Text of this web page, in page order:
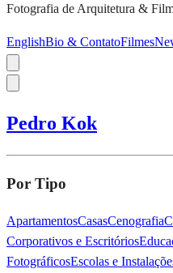
Fotografia de Arquitetura &
EnglishBio & ContatoFilmes
Pedro Kok
Por Tipo
ApartamentosCasasCenografia
Corporativos e Escritórios
FotográficosEscolas e